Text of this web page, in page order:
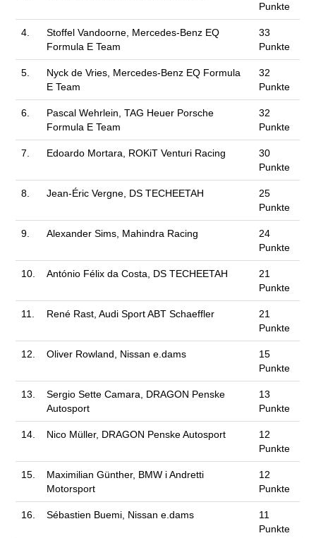
Punkte
4.
Stoffel Vandoorne, Mercedes-Benz EQ
Formula E Team
33
Punkte
5.
Nyck de Vries, Mercedes-Benz EQ Formula
E Team
32
Punkte
6.
Pascal Wehrlein, TAG Heuer Porsche
Formula E Team
32
Punkte
7. Edoardo Mortara, ROKiT Venturi Racing
30
Punkte
8. Jean-Éric Vergne, DS TECHEETAH
25
Punkte
9. Alexander Sims, Mahindra Racing
24
Punkte
10. António Félix da Costa, DS TECHEETAH
21
Punkte
11. René Rast, Audi Sport ABT Schaeffler
21
Punkte
12. Oliver Rowland, Nissan e.dams
15
Punkte
13.
Sergio Sette Camara, DRAGON Penske
Autosport
13
Punkte
14. Nico Müller, DRAGON Penske Autosport
12
Punkte
15.
Maximilian Günther, BMW i Andretti
Motorsport
12
Punkte
16. Sébastien Buemi, Nissan e.dams
11
Punkte